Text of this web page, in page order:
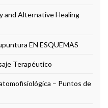
and Alternative Healing
EN ESQUEMAS
Terapéutico
– Puntos de